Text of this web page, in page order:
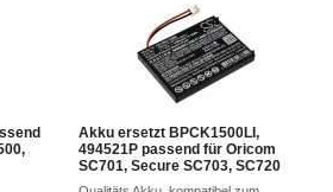
Akku ersetzt BPCK1500LI,
494521P passend für Oricom
SC701, Secure SC703, SC720